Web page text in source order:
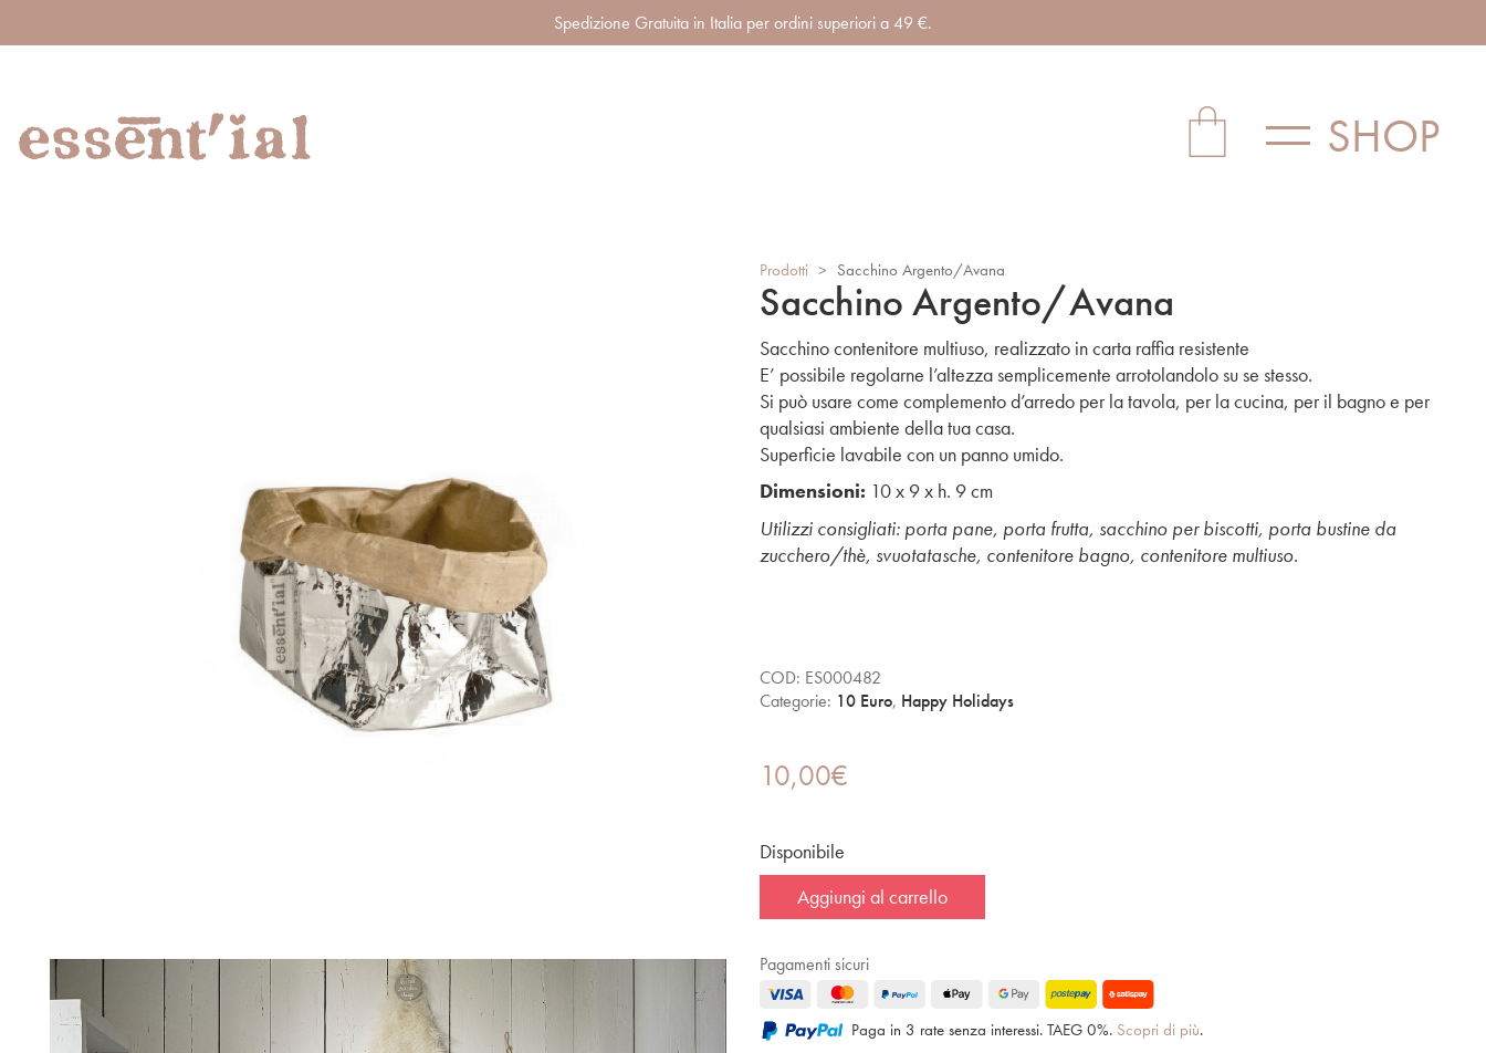
Spedizione Gratuita in Italia per ordini superiori a 49 €.
SHOP
Prodotti > Sacchino Argento/Avana
Sacchino Argento/Avana
Sacchino contenitore multiuso, realizzato in carta raffia resistente
E’ possibile regolarne l’altezza semplicemente arrotolandolo su se stesso.
Si può usare come complemento d’arredo per la tavola, per la cucina, per il bagno e per
qualsiasi ambiente della tua casa.
Superficie lavabile con un panno umido.
Dimensioni: 10 x 9 x h. 9 cm
Utilizzi consigliati: porta pane, porta frutta, sacchino per biscotti, porta bustine da
zucchero/thè, svuotatasche, contenitore bagno, contenitore multiuso.
COD: ES000482
Categorie: 10 Euro, Happy Holidays
10,00€
Disponibile
Aggiungi al carrello
Pagamenti sicuri
Paga in 3 rate senza interessi. TAEG 0%. Scopri di più.